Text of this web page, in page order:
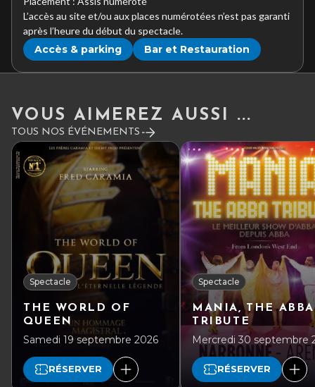
L’accès au site et/ou aux places numérotées n’est pas garanti
après l’heure du début du spectacle.
Accès & parking Bar et Restauration
VOUS AIMEREZ AUSSI ...
TOUS NOS ÉVÉNEMENTS
Spectacle
THE WORLD OF
QUEEN
Samedi 19 septembre 2026
RÉSERVER
Spectacle
MANIA, THE ABBA
TRIBUTE
Mercredi 30 septembre
RÉSERVER